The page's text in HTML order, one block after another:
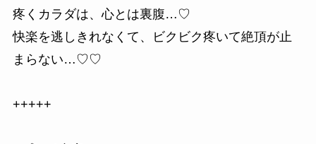
疼くカラダは、心とは裏腹…♡
快楽を逃しきれなくて、ビクビク疼いて絶頂が止
まらない…♡♡
+++++